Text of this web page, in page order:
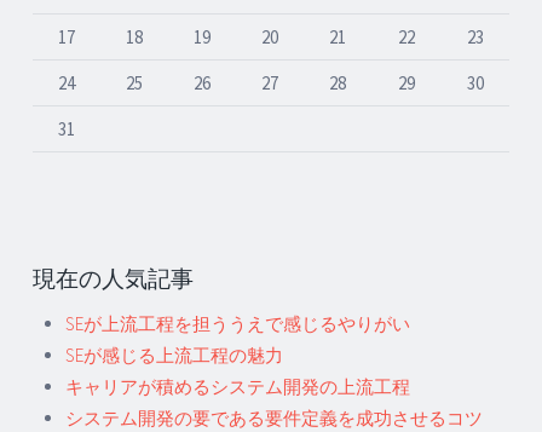
17
18 19 20 21 22
23
24
25 26 27 28 29
30
31
現在の人気記事
SEが上流工程を担ううえで感じるやりがい
SEが感じる上流工程の魅力
キャリアが積めるシステム開発の上流工程
システム開発の要である要件定義を成功させるコツ